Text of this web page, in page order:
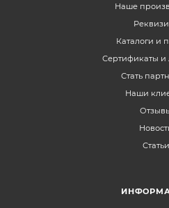
Наше
Каталоги и
Сертификаты и
Стать
Наши
Статьи